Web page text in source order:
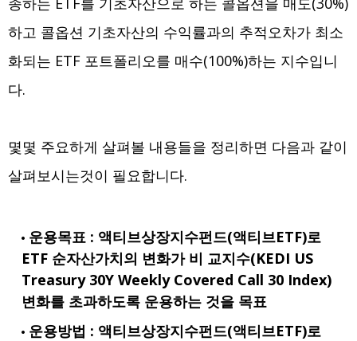
하고 콜옵션 기초자산의 수익률과의 추적오차가 최소
화되는 ETF 포트폴리오를 매수(100%)하는 지수입니
다.
몇몇 주요하게 살펴볼 내용들을 정리하면 다음과 같이
살펴보시는것이 필요합니다.
운용목표 : 액티브상장지수펀드(액티브ETF)로
ETF 순자산가치의 변화가 비 교지수(KEDI US
Treasury 30Y Weekly Covered Call 30 Index)
변화를 초과하도록 운용하는 것을 목표
운용방법 : 액티브상장지수펀드(액티브ETF)로